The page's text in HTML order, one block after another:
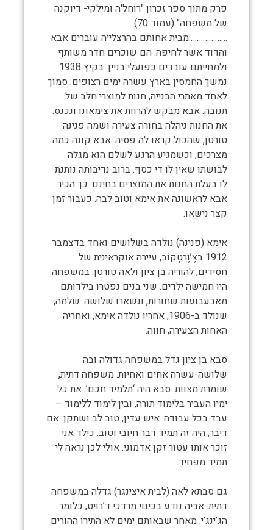
פרק מתוך ספר זכרון "רוחל'ה ומילקי- דיוקנה
של משפחה" (עמוד 70)
……………….מבית אחותם בהרצלייה עוברים אבא
והדוד אשר לחיפה. הם שוכרים חדר משותף
ולמחייתם עובדים כפועלי בניין. בקיץ 1938
נמשך החמסין בארץ עשרה ימים רצופים. סמוך
לאחד מאתרי הבנייה, חנות למוצרי חלב של
תנובה. אבא מבקש להרוות את צימאונו ונכנס.
את החנות ניהלה בחורה צעירה ושמה פנינה
טורטן, שהכול קראו לה פסיה. אבא קונה כמה
מצרכים, וכשמגיע הרגע לשלם הוא מגלה
לבושתו שאין לו די כסף. ברוב נדיבותה נותנת
לו בעלת החנות את המוצרים בחינם. כך הכיר
אבא לראשונה את אימא וטוב לבה. כעבור זמן
קצר נישאו.
אימא (פנינה) נולדה בשלושים ואחד בדצמבר
1912 בצֶ’וֶרְטְקוֹב, עיירה אוקראינית של
חסידים, להוריה בן ציון ולאה טורטן. במשפחה
היו חמישה ילדים. שני בנים נפטרו בילדותם
מאבעבועות שחורות, ונשארו שלושה: שלמה,
שנולד ב-1906, אחריו נולדה אימא, ואחריה
האחות הצעירה, חווה.
סבא בן ציון גדל במשפחה גדולה ובה
שלושה-עשרה אחים ואחיות. משפחה דתית,
שומרת מצוות. סבא היה ‘תלמיד חכם’. את כל
ימיו העביר בלימוד תורה, ובין לימוד ללימוד –
עבד בכל עבודה. איש עדין, טוב לב ושתקן. אם
דיבר, היה זה תמיד דבר חיובי וטוב. כילד אני
זוכר אותו עטור זקן אדמוני. אולי לכן נראה לי
תמיד מפחיד.
גם סבתא לאה (לבית איצינגר) גדלה במשפחה
דתית. אביה נודע בכינוי מרדכי ד’רויט, כלומר
הג’ינג’י. מאחר שבאותם ימים לא התירו ההורים